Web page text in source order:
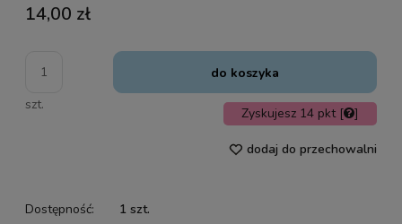
14,00 zł
szt.
do koszyka
Zyskujesz 14 pkt [ ]
dodaj do przechowalni
Dostępność:
1 szt.